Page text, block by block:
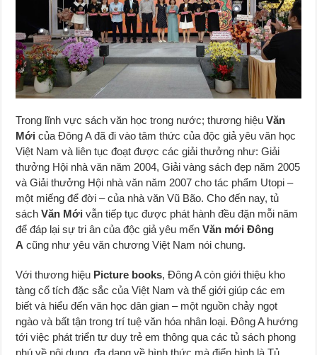
Trong lĩnh vực sách văn học trong nước; thương hiệuVăn
Mới của Đông A đã đi vào tâm thức của độc giả yêu văn học
Việt Nam và liên tục đoạt được các giải thưởng như: Giải
thưởng Hội nhà văn năm 2004, Giải vàng sách đẹp năm 2005
và Giải thưởng Hội nhà văn năm 2007 cho tác phẩm Utopi –
một miếng để đời – của nhà văn Vũ Bão. Cho đến nay, tủ
sáchVăn Mới vẫn tiếp tục được phát hành đều đặn mỗi năm
để đáp lại sự tri ân của độc giả yêu mếnVăn mới Đông
A cũng như yêu văn chương Việt Nam nói chung.
Với thương hiệu Picture books, Đông A còn giới thiệu kho
tàng cổ tích đặc sắc của Việt Nam và thế giới giúp các em
biết và hiểu đến văn học dân gian – một nguồn chảy ngọt
ngào và bất tận trong trí tuệ văn hóa nhân loại. Đông A hướng
tới việc phát triển tư duy trẻ em thông qua các tủ sách phong
phú về nội dung, đa dạng về hình thức mà điển hình là Tủ